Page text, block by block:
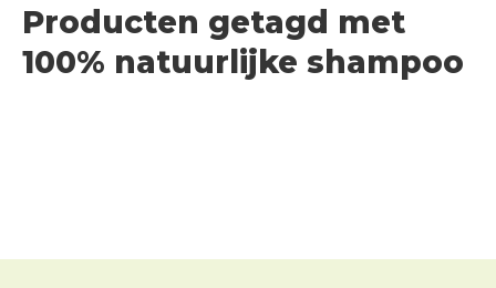
SLUITEN
Producten getagd met
100% natuurlijke shampoo